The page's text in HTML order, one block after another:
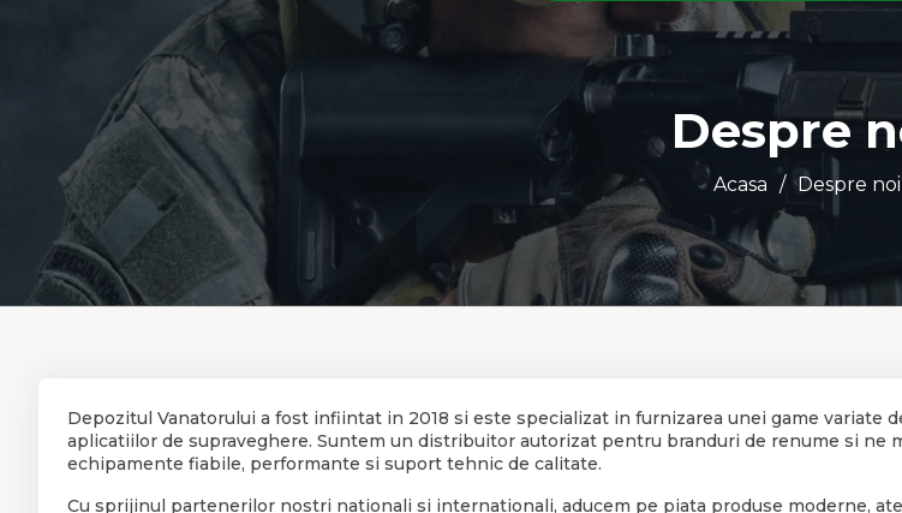
Despre
Acasa Despre noi
Depozitul Vanatorului a fost infiintat in 2018 si este specializat in furnizarea unei game variate
aplicatiilor de supraveghere. Suntem un distribuitor autorizat pentru branduri de renume si ne
echipamente fiabile, performante si suport tehnic de calitate.
Cu sprijinul partenerilor nostri nationali si internationali, aducem pe piata produse moderne,